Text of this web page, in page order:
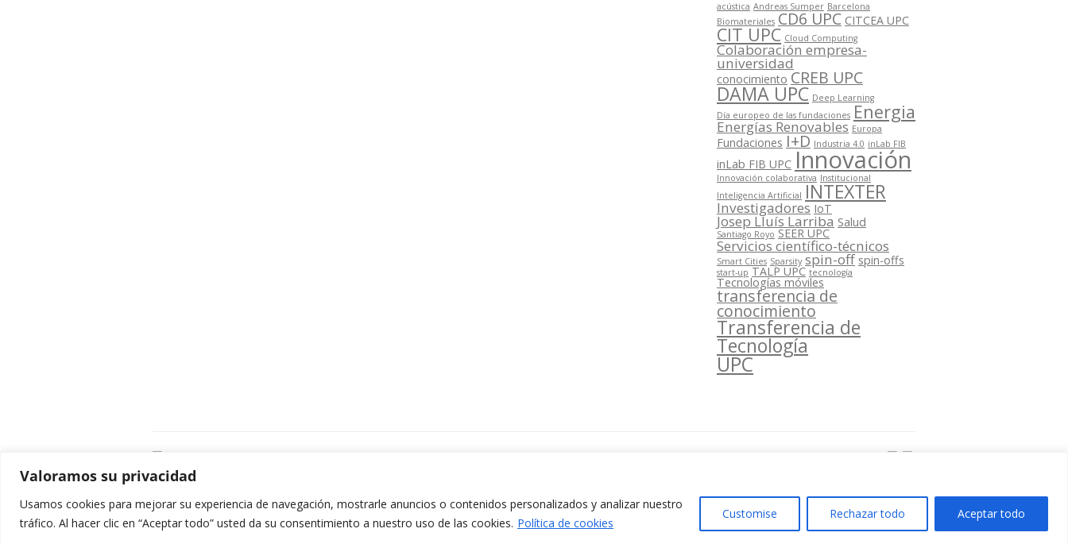
Valoramos su privacidad
Usamos cookies para mejorar su experiencia de navegación, mostrarle anuncios o contenidos personalizados y analizar nuestro
tráfico. Al hacer clic en “Aceptar todo” usted da su consentimiento a nuestro uso de las cookies. Política de cookies
Customise Rechazar todo Aceptar todo
acústica Andreas Sumper Barcelona
Biomateriales CD6 UPC CITCEA UPC
CIT UPC Cloud Computing
Colaboración empresa-
universidad
conocimiento CREB UPC
DAMA UPC Deep Learning
Día europeo de las fundaciones Energia
Energías Renovables Europa
Fundaciones I+D Industria 4.0 inLab FIB
inLab FIB UPC Innovación
Innovación colaborativa Institucional
Inteligencia Artificial INTEXTER
Investigadores IoT
Josep Lluís Larriba Salud
Santiago Royo SEER UPC
Servicios científico-técnicos
Smart Cities Sparsity spin-off spin-offs
start-up TALP UPC tecnología
Tecnologías móviles
transferencia de
conocimiento
Transferencia de
Tecnología
UPC
C/ Jordi Girona 1-3
08034 Barcelona (Espanya)
+34 93 405 44 03